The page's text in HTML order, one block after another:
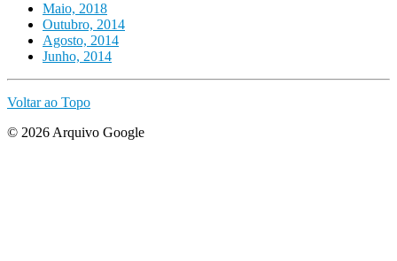
Maio, 2018
Outubro, 2014
Agosto, 2014
Junho, 2014
Voltar ao Topo
© 2026 Arquivo Google